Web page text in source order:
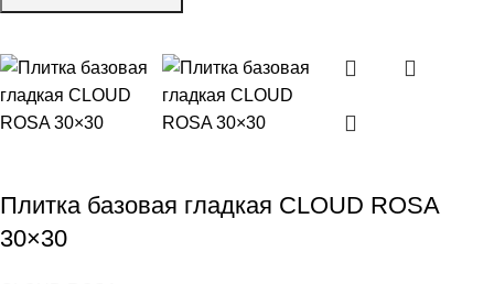
Плитка базовая гладкая СLOUD ROSA
30×30